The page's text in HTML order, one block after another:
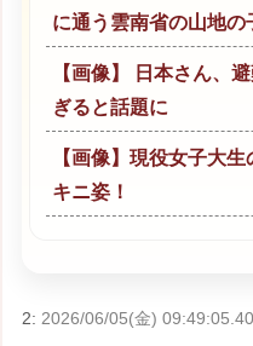
に通う雲南省の山地の
【画像】 日本さん、
ぎると話題に
【画像】現役女子大
キニ姿！
2: 2026/06/05(金)